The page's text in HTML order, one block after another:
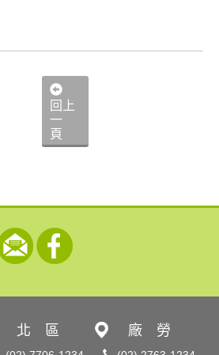
回上
一
頁
北 區 廠 勞